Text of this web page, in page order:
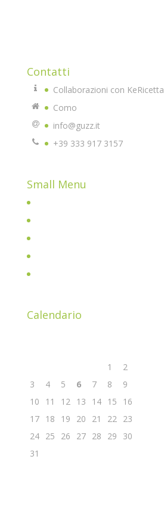
Contatti
Collaborazioni con KeRicetta
Como
info@guzz.it
+39 333 917 3157
Small Menu
Calendario
1
2
3
4 5 6 7 8
9
10
11 12 13 14 15
16
17 18 19 20 21 22 23
24 25 26 27 28 29
30
31